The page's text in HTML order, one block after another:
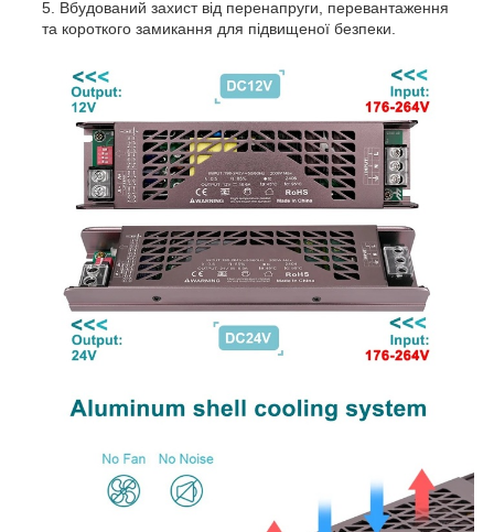
Вбудований захист від перенапруги, перевантаження
та короткого замикання для підвищеної безпеки.